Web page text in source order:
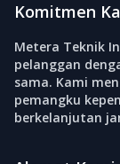
Komitmen
Metera Teknik
pelanggan
sama. Kami
pemangku
berkelanjutan